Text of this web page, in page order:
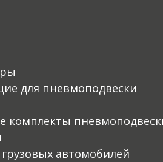
для пневмоподвески
комплекты
автомобилей